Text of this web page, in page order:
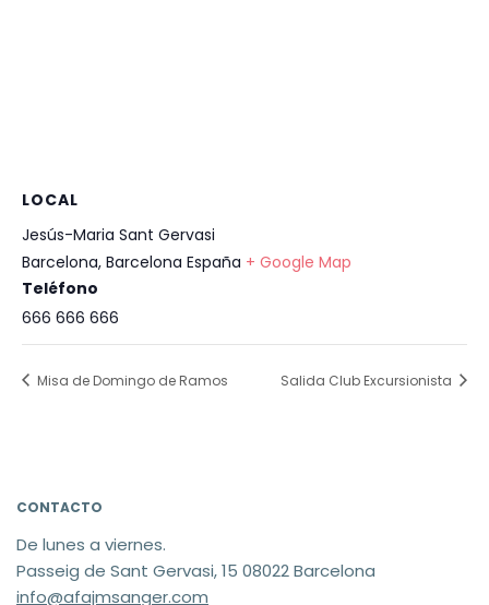
LOCAL
Jesús-Maria Sant Gervasi
Barcelona, Barcelona España + Google Map
Teléfono
666 666 666
Misa de Domingo de Ramos Salida Club Excursionista
CONTACTO
De lunes a viernes.
Passeig de Sant Gervasi, 15 08022 Barcelona
info@afajmsanger.com